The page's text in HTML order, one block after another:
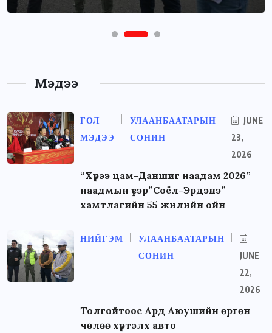
Мэдээ
ГОЛ
МЭДЭЭ
УЛААНБААТАРЫН
СОНИН
JUNE
23,
2026
“Хүрээ цам-Даншиг наадам 2026”
наадмын үеэр”Соёл-Эрдэнэ”
хамтлагийн 55 жилийн ойн
НИЙГЭМ
УЛААНБААТАРЫН
СОНИН
JUNE
22,
2026
Толгойтоос Ард Аюушийн өргөн
чөлөө хүртэлх авто